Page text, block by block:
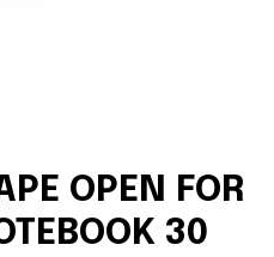
OPEN FOR
30